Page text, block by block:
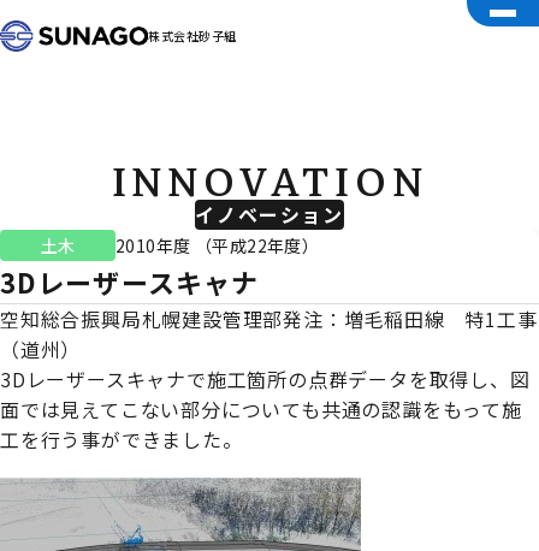
株式会社砂子組
イノベーション
INNOVATION
土木 2010年度 （平成22年度）
3Dレーザースキャナ
空知総合振興局札幌建設管理部発注：増毛稲田線 特1工事
（道州）
3Dレーザースキャナで施工箇所の点群データを取得し、図
面では見えてこない部分についても共通の認識をもって施
工を行う事ができました。